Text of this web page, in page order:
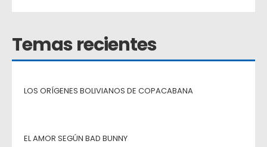
Temas recientes
LOS ORÍGENES BOLIVIANOS DE COPACABANA
EL AMOR SEGÚN BAD BUNNY